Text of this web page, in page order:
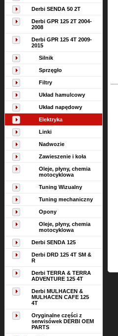
Derbi SENDA 50 2T
Derbi GPR 125 2T 2004-
2008
Derbi GPR 125 4T 2009-
2015
Silnik
Sprzęgło
Filtry
Układ hamulcowy
Układ napędowy
Elektryka
Linki
Nadwozie
Zawieszenie i koła
Oleje, płyny, chemia
motocyklowa
Tuning Wizualny
Tuning mechaniczny
Opony
Oleje, płyny, chemia
motocyklowa
Derbi SENDA 125
Derbi DRD 125 4T SM &
R
Derbi TERRA & TERRA
ADVENTURE 125 4T
Derbi MULHACEN &
MULHACEN CAFE 125
4T
Oryginalne części z
serwisówek DERBI OEM
PARTS